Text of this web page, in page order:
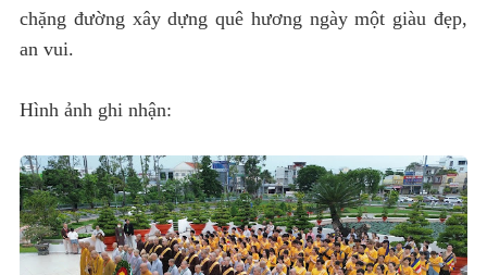
chặng đường xây dựng quê hương ngày một giàu đẹp,
an vui.
Hình ảnh ghi nhận: